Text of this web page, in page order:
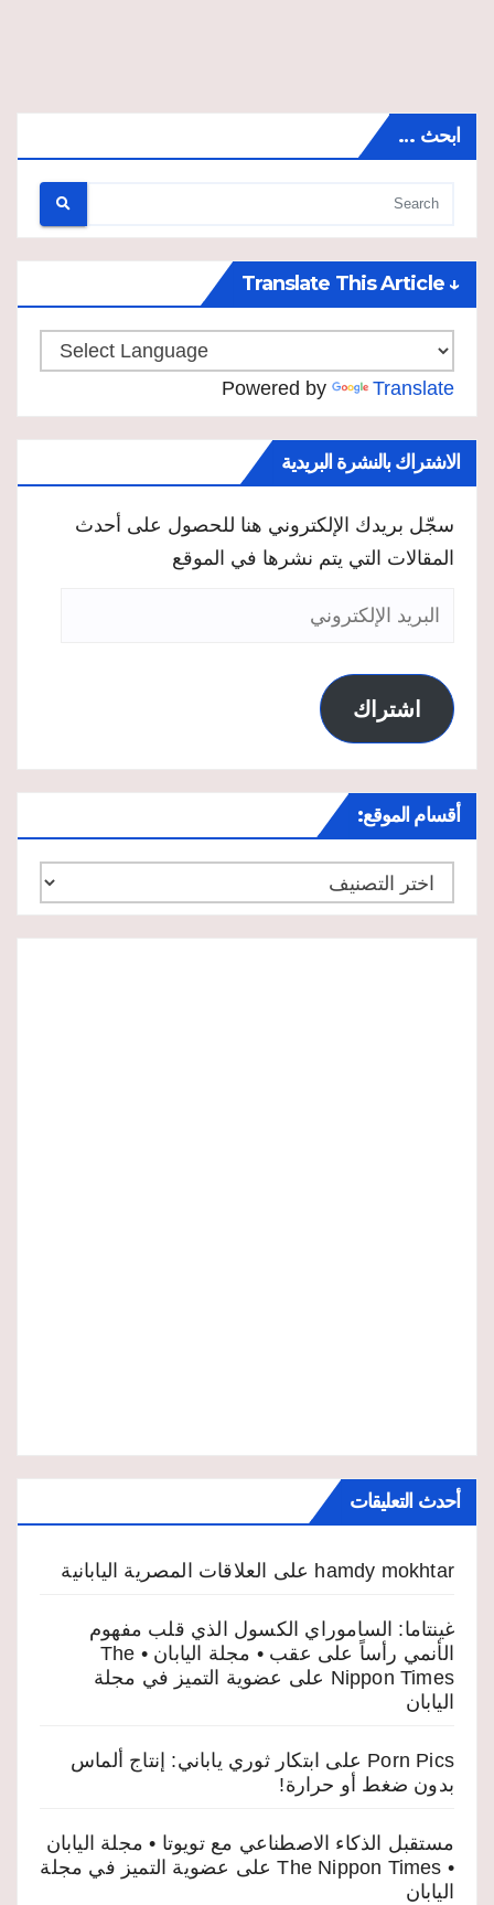
ابحث …
↓ Translate This Article
Powered by Translate
الاشتراك بالنشرة البريدية
سجّل بريدك الإلكتروني هنا للحصول على أحدث
المقالات التي يتم نشرها في الموقع
البريد
اشتراك
أقسام الموقع:
أقسام
الموقع:
أحدث التعليقات
hamdy mokhtar على العلاقات المصرية اليابانية
غينتاما: الساموراي الكسول الذي قلب مفهوم
الأنمي رأساً على عقب • مجلة اليابان • The
Nippon Times على عضوية التميز في مجلة
اليابان
Porn Pics على ابتكار ثوري ياباني: إنتاج ألماس
بدون ضغط أو حرارة!
مستقبل الذكاء الاصطناعي مع تويوتا • مجلة اليابان
• The Nippon Times
على عضوية التميز في مجلة
اليابان